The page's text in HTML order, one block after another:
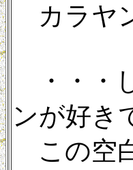
カラヤ
・・・
ンが好き
この空